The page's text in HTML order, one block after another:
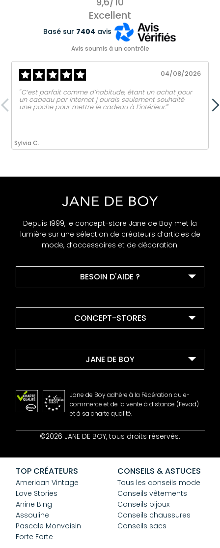
Excellent
Basé sur 7404 avis
Avis soumis à un contrôle
Sylvia C.
04/08/2026
‟C’est parfait comme d’habitude, étant un achat pour
un cadeau par internet j aurais seulement souhaité
une poche pour mettre le cadeau à l’intérieur.ˮ
Depuis 1999, le concept-store Jane de Boy met la
lumière sur une sélection de créateurs d’articles de
mode, d’accessoires et de décoration.
BESOIN D'AIDE ?
CONCEPT-STORES
JANE DE BOY
Contact
CGV
Confidentialité
Cookies
Jane de Boy adhère à la Fédération du e-
commerce et de la vente à distance (Fevad)
et à sa charte qualité.
©2026 JANE DE BOY, tous droits réservés.
TOP CRÉATEURS
American Vintage
Love Stories
Anine Bing
Assouline
Pascale Monvoisin
Forte Forte
CONSEILS & ASTUCES
Tous les conseils mode
Conseils vêtements
Conseils bijoux
Conseils chaussures
Conseils sacs